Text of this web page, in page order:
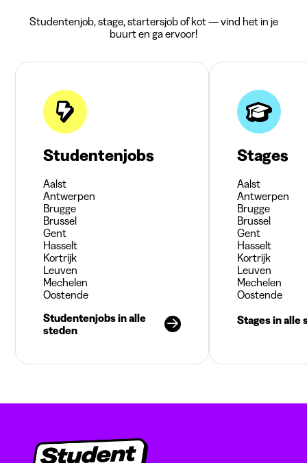
Studentenjob, stage, startersjob of kot — vind het in je
buurt en ga ervoor!
Studentenjobs
Aalst
Antwerpen
Brugge
Brussel
Gent
Hasselt
Kortrijk
Leuven
Mechelen
Oostende
Studentenjobs in alle
steden
Stages
Aalst
Antwerpen
Brugge
Brussel
Gent
Hasselt
Kortrijk
Leuven
Mechelen
Oostende
Stages in alle